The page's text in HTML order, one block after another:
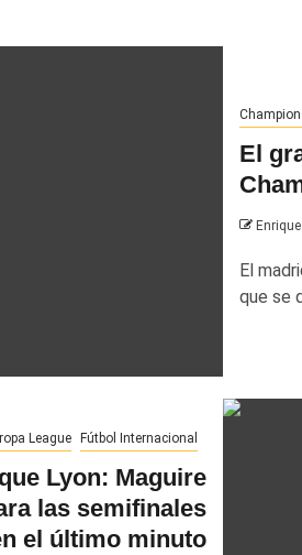
El
El
que se
League Fútbol Internacional
Lyon: Maguire
las semifinales
el último minuto
Entrevistas
Alisson Becker dio la cara
del Liverpool contra PSG
Isabella Perez